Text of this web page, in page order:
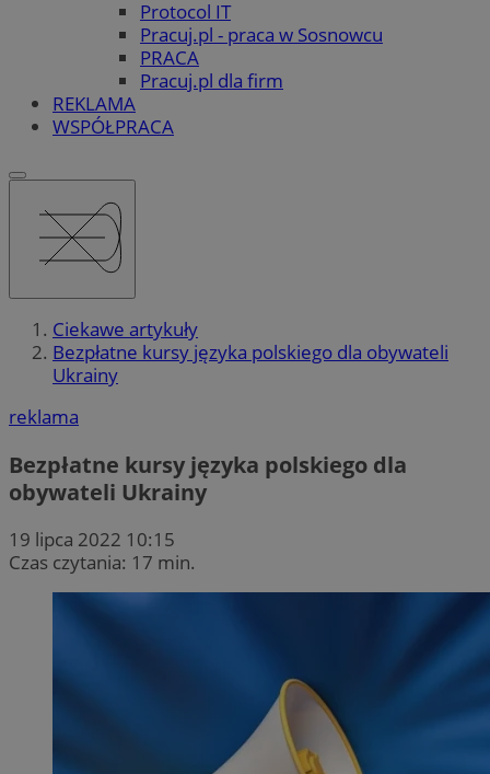
Protocol IT
Pracuj.pl - praca w Sosnowcu
PRACA
Pracuj.pl dla firm
REKLAMA
WSPÓŁPRACA
Ciekawe artykuły
Bezpłatne kursy języka polskiego dla obywateli
Ukrainy
reklama
Bezpłatne kursy języka polskiego dla
obywateli Ukrainy
19 lipca 2022 10:15
Czas czytania: 17 min.